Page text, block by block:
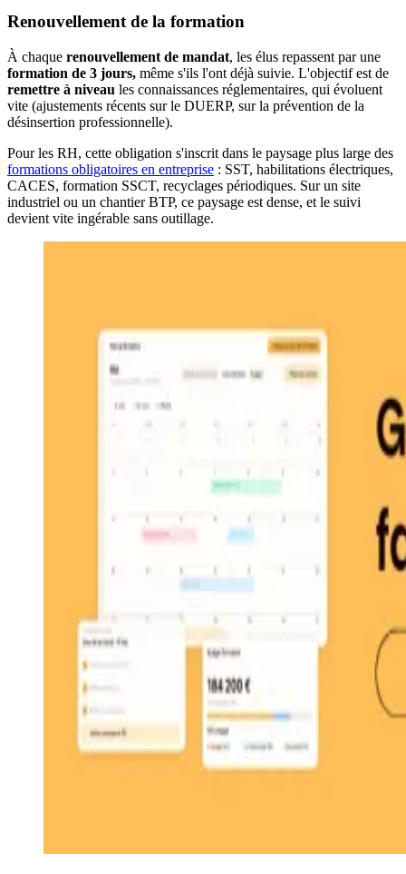
Renouvellement de la formation
À chaque renouvellement de mandat, les élus repassent par une
formation de 3 jours, même s'ils l'ont déjà suivie. L'objectif est de
remettre à niveau les connaissances réglementaires, qui évoluent
vite (ajustements récents sur le DUERP, sur la prévention de la
désinsertion professionnelle).
Pour les RH, cette obligation s'inscrit dans le paysage plus large des
formations obligatoires en entreprise : SST, habilitations électriques,
CACES, formation SSCT, recyclages périodiques. Sur un site
industriel ou un chantier BTP, ce paysage est dense, et le suivi
devient vite ingérable sans outillage.